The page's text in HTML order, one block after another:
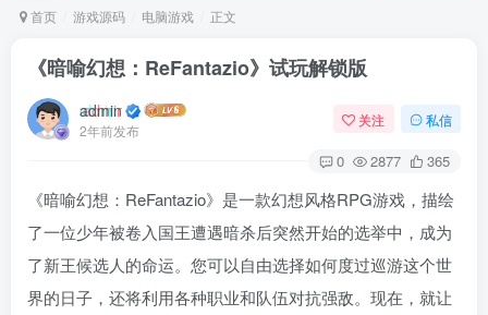
首页 游戏源码 电脑游戏 正文
《暗喻幻想：ReFantazio》试玩解锁版
admin
2年前发布
关注 私信
0 2877 365
《暗喻幻想：ReFantazio》是一款幻想风格RPG游戏，描绘
了一位少年被卷入国王遭遇暗杀后突然开始的选举中，成为
了新王候选人的命运。您可以自由选择如何度过巡游这个世
界的日子，还将利用各种职业和队伍对抗强敌。现在，就让